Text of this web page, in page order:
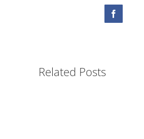
Facebook
Related Posts